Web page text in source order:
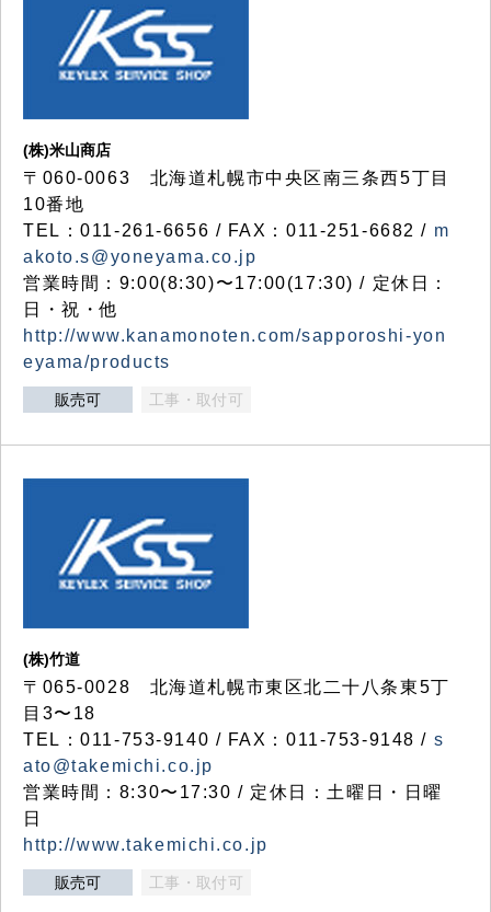
(株)米山商店
〒060-0063 北海道札幌市中央区南三条西5丁目
10番地
TEL：011-261-6656 / FAX：011-251-6682 / m
akoto.s@yoneyama.co.jp
営業時間：9:00(8:30)〜17:00(17:30) / 定休日：
日・祝・他
http://www.kanamonoten.com/sapporoshi-yon
eyama/products
販売可 工事・取付可
(株)竹道
〒065-0028 北海道札幌市東区北二十八条東5丁
目3〜18
TEL：011-753-9140 / FAX：011-753-9148 / s
ato@takemichi.co.jp
営業時間：8:30〜17:30 / 定休日：土曜日・日曜
日
http://www.takemichi.co.jp
販売可 工事・取付可